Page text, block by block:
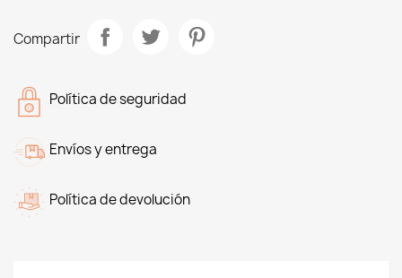
Compartir
Política de seguridad
Envíos y entrega
Política de devolución